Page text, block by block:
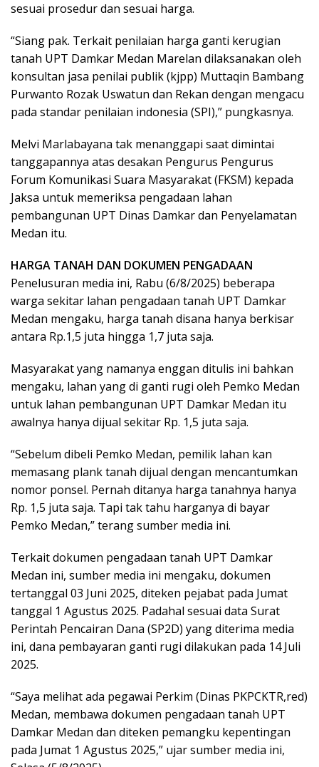
sesuai prosedur dan sesuai harga.
“Siang pak. Terkait penilaian harga ganti kerugian
tanah UPT Damkar Medan Marelan dilaksanakan oleh
konsultan jasa penilai publik (kjpp) Muttaqin Bambang
Purwanto Rozak Uswatun dan Rekan dengan mengacu
pada standar penilaian indonesia (SPI),” pungkasnya.
Melvi Marlabayana tak menanggapi saat dimintai
tanggapannya atas desakan Pengurus Pengurus
Forum Komunikasi Suara Masyarakat (FKSM) kepada
Jaksa untuk memeriksa pengadaan lahan
pembangunan UPT Dinas Damkar dan Penyelamatan
Medan itu.
HARGA TANAH DAN DOKUMEN PENGADAAN
Penelusuran media ini, Rabu (6/8/2025) beberapa
warga sekitar lahan pengadaan tanah UPT Damkar
Medan mengaku, harga tanah disana hanya berkisar
antara Rp.1,5 juta hingga 1,7 juta saja.
Masyarakat yang namanya enggan ditulis ini bahkan
mengaku, lahan yang di ganti rugi oleh Pemko Medan
untuk lahan pembangunan UPT Damkar Medan itu
awalnya hanya dijual sekitar Rp. 1,5 juta saja.
“Sebelum dibeli Pemko Medan, pemilik lahan kan
memasang plank tanah dijual dengan mencantumkan
nomor ponsel. Pernah ditanya harga tanahnya hanya
Rp. 1,5 juta saja. Tapi tak tahu harganya di bayar
Pemko Medan,” terang sumber media ini.
Terkait dokumen pengadaan tanah UPT Damkar
Medan ini, sumber media ini mengaku, dokumen
tertanggal 03 Juni 2025, diteken pejabat pada Jumat
tanggal 1 Agustus 2025. Padahal sesuai data Surat
Perintah Pencairan Dana (SP2D) yang diterima media
ini, dana pembayaran ganti rugi dilakukan pada 14 Juli
2025.
“Saya melihat ada pegawai Perkim (Dinas PKPCKTR,red)
Medan, membawa dokumen pengadaan tanah UPT
Damkar Medan dan diteken pemangku kepentingan
pada Jumat 1 Agustus 2025,” ujar sumber media ini,